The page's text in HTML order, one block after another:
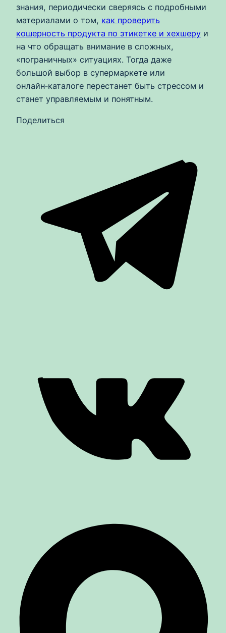
знания, периодически сверяясь с подробными
материалами о том, как проверить
кошерность продукта по этикетке и хехшеру и
на что обращать внимание в сложных,
«пограничных» ситуациях. Тогда даже
большой выбор в супермаркете или
онлайн‑каталоге перестанет быть стрессом и
станет управляемым и понятным.
Поделиться